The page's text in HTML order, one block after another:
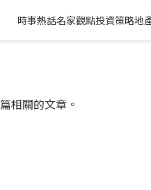
時事熱話名家觀點投資策略地
篇相關的文章。